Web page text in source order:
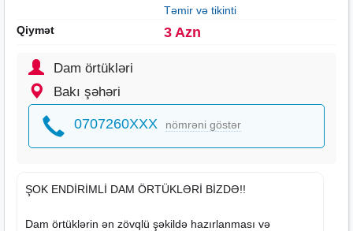
Təmir və tikinti
Qiymət
3 Azn
Dam örtükləri
Bakı şəhəri
0707260XXX nömrəni göstər
ŞOK ENDİRİMLİ DAM ÖRTÜKLƏRİ BİZDƏ!!
Dam örtüklərin ən zövqlü şəkildə hazırlanması və